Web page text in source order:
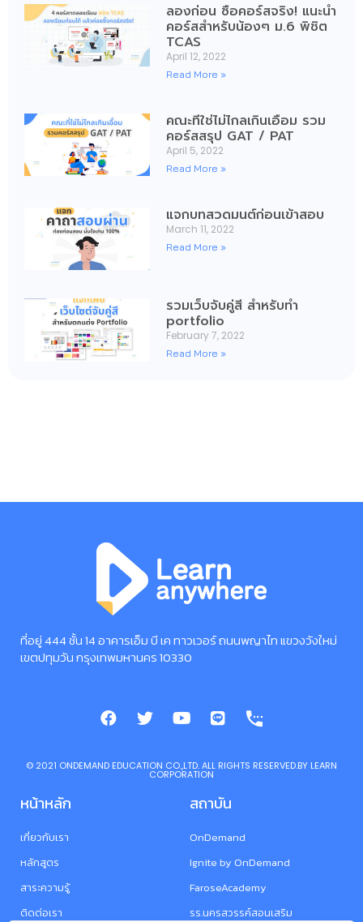
ลองก่อน ซื้อคอร์สจริง! แนะนำ
คอร์สสำหรับน้องๆ ม.6 พิชิต
TCAS
April 12, 2022
Read More »
คณะที่ใช่ไม่ไกลเกินเอื้อม รวม
คอร์สสรุป GAT / PAT
April 5, 2022
Read More »
แจกบทสวดมนต์ก่อนเข้าสอบ
March 11, 2022
Read More »
รวมเว็บจับคู่สี สำหรับทำ
portfolio
February 7, 2022
Read More »
ที่อยู่ 444 ชั้น 14 อาคารเอ็ม บี เค ทาวเวอร์ ถนนพญาไท แขวงวังใหม่
เขตปทุมวัน กรุงเทพมหานคร 10330
©️ 2021 ONDEMAND EDUCATION CO.,LTD. ALL RIGHTS RESERVED.BY LEARN
CORPORATION
หน้าหลัก
เกี่ยวกับเรา
หลักสูตร
สาระความรู้
ติดต่อเรา
สถาบัน
OnDemand
Ignite by OnDemand
FaroseAcademy
รร.นครสวรรค์สอนเสริม